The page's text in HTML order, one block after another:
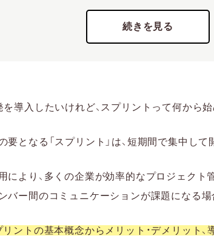
スプリントの流れ・手順
2.スプリント計画の策定
4.スプリントレビュー
5.スプリントレトロスペクティブ（ふりかえり
スプリントを導入するポイント
を導入したいけれど、スプリントって何から始
要となる「スプリント」は、短期間で集中して
により、多くの企業が効率的なプロジェクト
バー間のコミュニケーションが課題になる場
リントの基本概念からメリット・デメリット